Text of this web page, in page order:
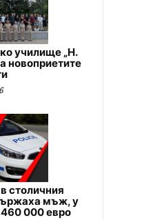
училище „Н.
новоприетите
столичния
мъж, у
000 евро